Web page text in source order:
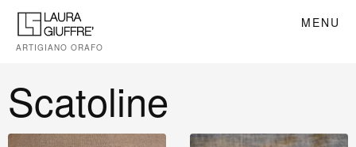
ARTIGIANO ORAFO
MENU
Scatoline